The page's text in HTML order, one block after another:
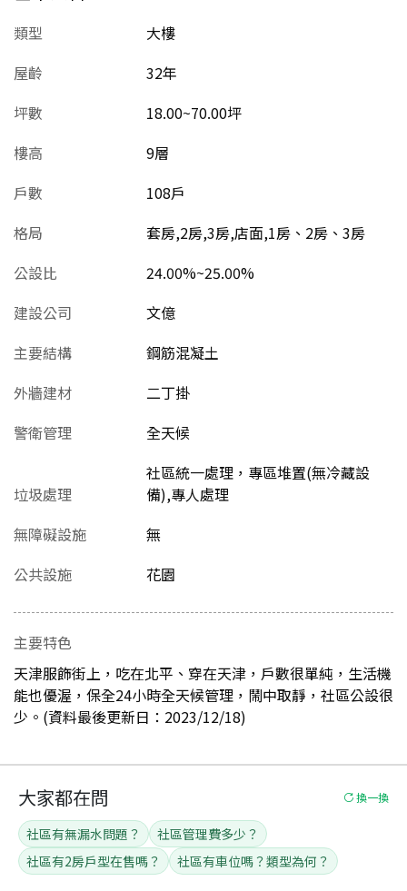
類型
大樓
屋齡
32年
坪數
18.00~70.00坪
樓高
9層
戶數
108戶
格局
套房,2房,3房,店面,1房、2房、3房
公設比
24.00%~25.00%
建設公司
文億
主要結構
鋼筋混凝土
外牆建材
二丁掛
警衛管理
全天候
垃圾處理
社區統一處理，專區堆置(無冷藏設
備),專人處理
無障礙設施
無
公共設施
花園
主要特色
天津服飾街上，吃在北平、穿在天津，戶數很單純，生活機
能也優渥，保全24小時全天候管理，鬧中取靜，社區公設很
少。(資料最後更新日：2023/12/18)
大家都在問 換一換
社區有無漏水問題？
社區管理費多少？
社區有2房戶型在售嗎？
社區有車位嗎？類型為何？